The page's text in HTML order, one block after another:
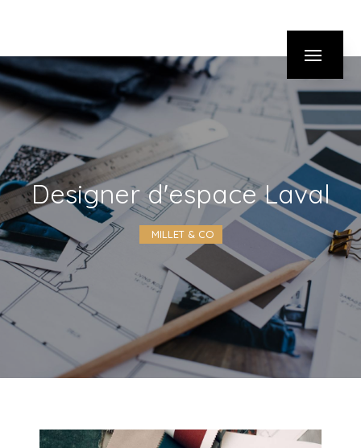
designer d'espace Laval
MILLET & CO